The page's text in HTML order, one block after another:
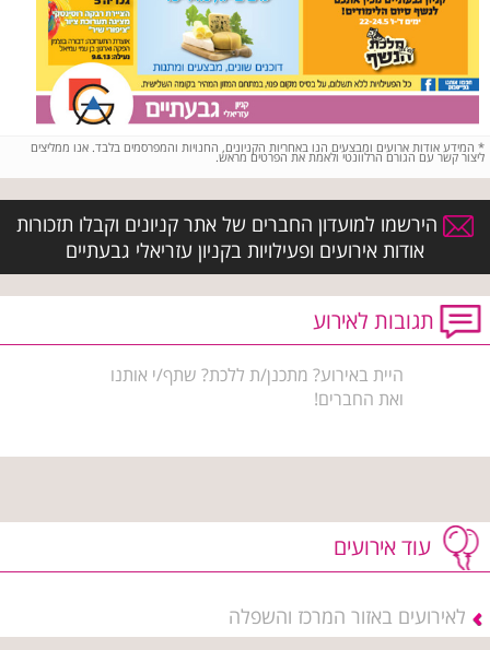
* המידע אודות ארועים ומבצעים הנו באחריות הקניונים, החנויות והמפרסמים בלבד. אנו ממליצים
ליצור קשר עם הגורם הרלוונטי ולאמת את הפרטים מראש.
הירשמו למועדון החברים של אתר קניונים וקבלו תזכורות
אודות אירועים ופעילויות בקניון עזריאלי גבעתיים
תגובות לאירוע
היית באירוע? מתכנן/ת ללכת? שתף/י אותנו
ואת החברים!
עוד אירועים
לאירועים באזור המרכז והשפלה